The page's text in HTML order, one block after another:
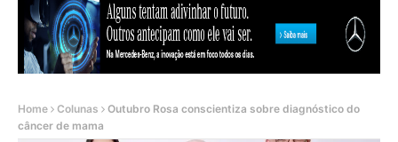
Home Colunas
Outubro Rosa conscientiza sobre diagnóstico do
câncer de mama